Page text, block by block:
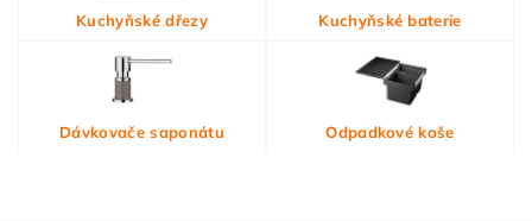
Vložením hodnocení souhlasíte s
podmínkami ochrany
osobních údajů
Kuchyňské dřezy Kuchyňské baterie
Dávkovače saponátu Odpadkové koše